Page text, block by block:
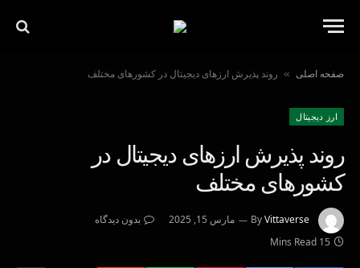
صفحه اصلی » روند پذیرش ارزهای دیجیتال در کشورهای مختلف
ارز دیجیتال
روند پذیرش ارزهای دیجیتال در
کشورهای مختلف
ByVittaverse مارس 15, 2025
بدون دیدگاه
15 Mins Read